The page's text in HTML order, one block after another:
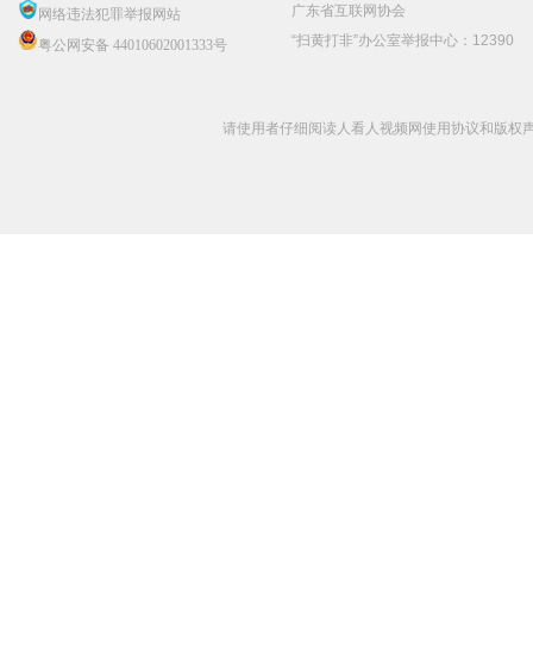
网络违法犯罪举报网站
粤公网安备 44010602001333号
广东省互联网协会
“扫黄打非”办公室举报中心：12390
请使用者仔细阅读人看人视频网使用协议和版权